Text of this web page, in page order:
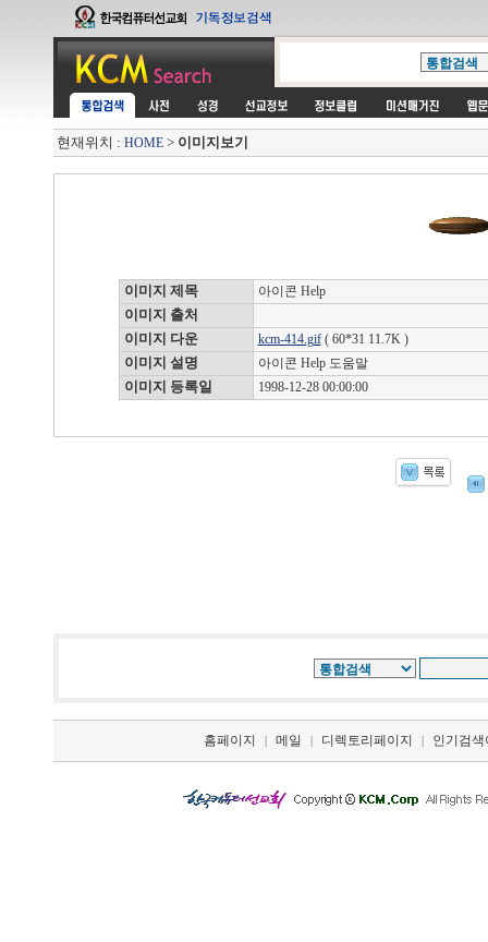
현재위치 : HOME > 이미지보기
이미지 제목 아이콘 Help
이미지 출처
이미지 다운
kcm-414.gif( 60*31 11.7K )
이미지 설명 아이콘 Help 도움말
이미지 등록일 1998-12-28 00:00:00
홈페이지 | 메일 | 디렉토리페이지 | 인기검색